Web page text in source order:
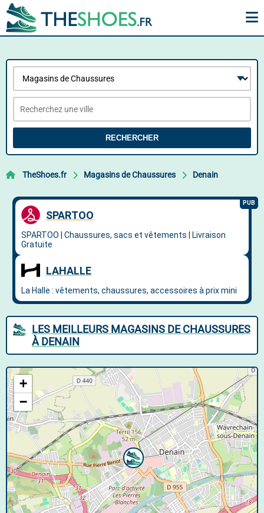
RECHERCHER
TheShoes.fr Magasins de Chaussures Denain
LES MEILLEURS MAGASINS DE CHAUSSURES
À DENAIN
+
−